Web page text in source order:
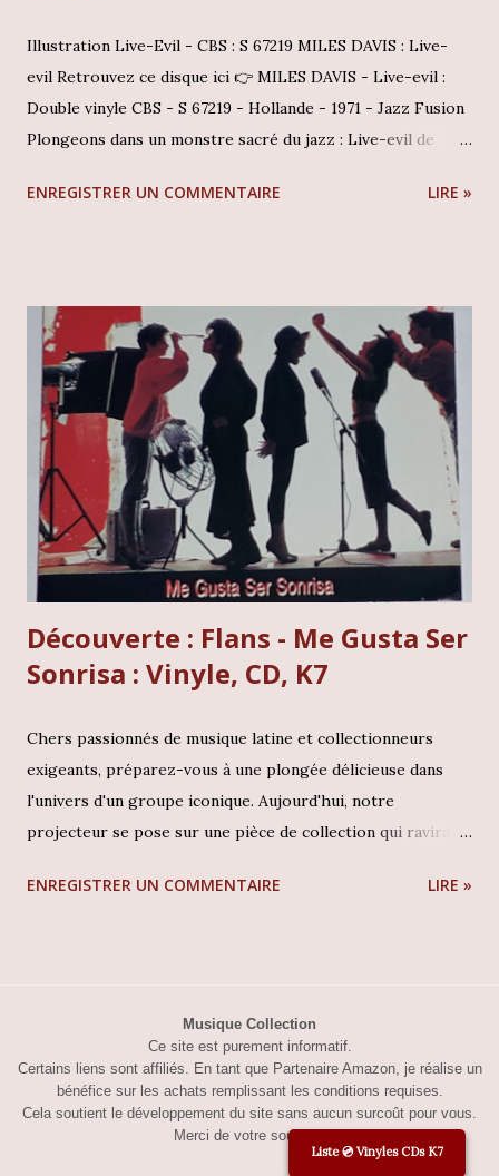
Liste 💿 Vinyles CDs K7
Illustration Live-Evil - CBS : S 67219 MILES DAVIS : Live-
evil Retrouvez ce disque ici 👉 MILES DAVIS - Live-evil :
Double vinyle CBS - S 67219 - Hollande - 1971 - Jazz Fusion
Plongeons dans un monstre sacré du jazz : Live-evil de
tête première dans un monstre sacré du jazz : Live-evil de
une immersion totale dans la période la plus audacieuse du
trompettiste, celle où le jazz fusion n'avait plus aucune
limite et fonçait tête baissée vers l'inconnu. Pensez à
Bitches Brew, le choc de 69. Eh bien, seulement deux
petites années plus tard, Miles Davis est revenu pour
enfoncer le clou avec Live-evil, poussant toutes les
frontières encore plus loin. Cet album, c'est un patchwork
génial, un mix savoureux entre l'intimité du studio et l...
ENREGISTRER UN COMMENTAIRE LIRE »
Découverte : Flans - Me Gusta Ser
Sonrisa : Vinyle, CD, K7
Chers passionnés de musique latine et collectionneurs
exigeants, préparez-vous à une plongée délicieuse dans
l'univers d'un groupe iconique. Aujourd'hui, notre
projecteur se pose sur une pièce de collection qui ravira
CD « Me Gusta Ser Sonrisa » des légendaires Flans. Ce
Gusta Ser Sonrisa : (cliquez l'image pour les détails)
Contexte et écoute Flans, composé d'Ivonne, Ilse et Mimi, a
marqué toute une génération avec leurs rythmes
entraînants et leurs mélodies accrocheuses dès les années
80. Ce CD « Me Gusta Ser Sonrisa », pressé au Mexique en
ENREGISTRER UN COMMENTAIRE LIRE »
Musique Collection
Ce site est purement informatif.
Certains liens sont affiliés. En tant que Partenaire Amazon, je réalise un
bénéfice sur les achats remplissant les conditions requises.
Cela soutient le développement du site sans aucun surcoût pour vous.
Merci de votre soutien !